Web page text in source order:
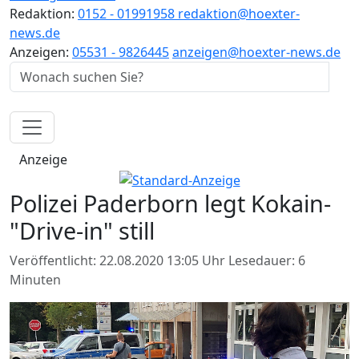
Redaktion: 0152 - 01991958 redaktion@hoexter-
news.de
Anzeigen: 05531 - 9826445anzeigen@hoexter-news.de
Anzeige
Polizei Paderborn legt Kokain-
"Drive-in" still
Veröffentlicht: 22.08.2020 13:05 Uhr Lesedauer: 6
Minuten